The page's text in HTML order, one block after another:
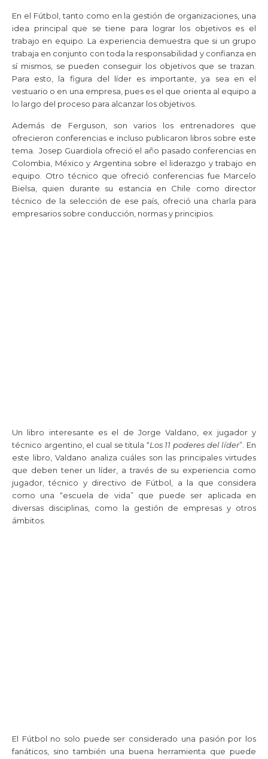
En el Fútbol, tanto como en la gestión de organizaciones, una
idea principal que se tiene para lograr los objetivos es el
trabajo en equipo. La experiencia demuestra que si un grupo
trabaja en conjunto con toda la responsabilidad y confianza en
sí mismos, se pueden conseguir los objetivos que se trazan.
Para esto, la figura del líder es importante, ya sea en el
vestuario o en una empresa, pues es el que orienta al equipo a
lo largo del proceso para alcanzar los objetivos.
Además de Ferguson, son varios los entrenadores que
ofrecieron conferencias e incluso publicaron libros sobre este
tema. Josep Guardiola ofreció el año pasado conferencias en
Colombia, México y Argentina sobre el liderazgo y trabajo en
equipo. Otro técnico que ofreció conferencias fue Marcelo
Bielsa, quien durante su estancia en Chile como director
técnico de la selección de ese país, ofreció una charla para
empresarios sobre conducción, normas y principios.
Un libro interesante es el de Jorge Valdano, ex jugador y
técnico argentino, el cual se titula “Los 11 poderes del líder”. En
este libro, Valdano analiza cuáles son las principales virtudes
que deben tener un líder, a través de su experiencia como
jugador, técnico y directivo de Fútbol, a la que considera
como una “escuela de vida” que puede ser aplicada en
diversas disciplinas, como la gestión de empresas y otros
ámbitos.
El Fútbol no solo puede ser considerado una pasión por los
fanáticos, sino también una buena herramienta que puede